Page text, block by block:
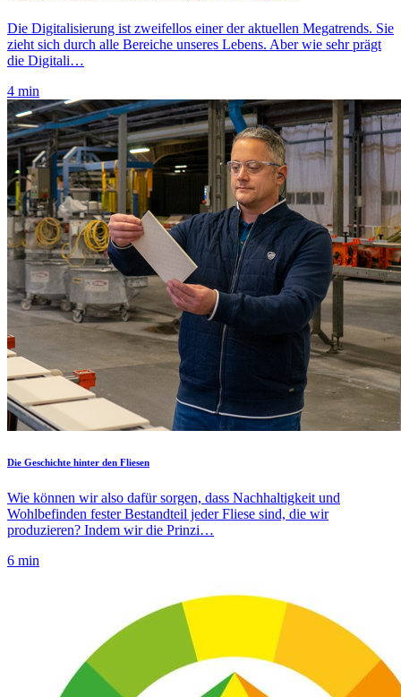
Die Digitalisierung ist zweifellos einer der aktuellen Megatrends. Sie
zieht sich durch alle Bereiche unseres Lebens. Aber wie sehr prägt
die Digitali…
4 min
Die Geschichte hinter den Fliesen
Wie können wir also dafür sorgen, dass Nachhaltigkeit und
Wohlbefinden fester Bestandteil jeder Fliese sind, die wir
produzieren? Indem wir die Prinzi…
6 min